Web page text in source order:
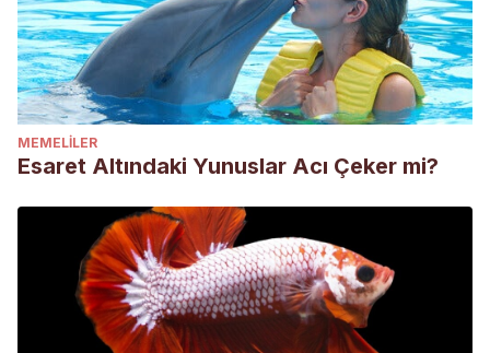
MEMELILER
Esaret Altındaki Yunuslar Acı Çeker mi?